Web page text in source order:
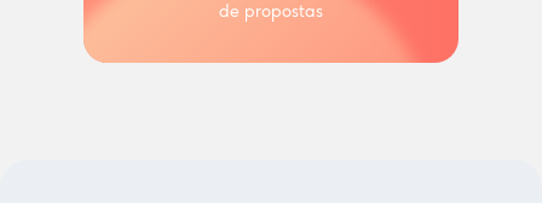
de propostas